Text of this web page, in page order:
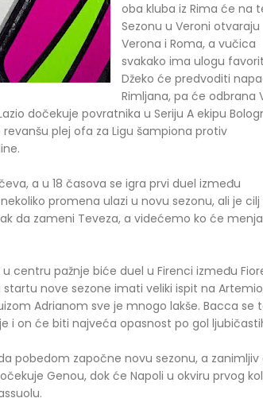
oba kluba iz Rima će na
Sezonu u Veroni otvaraju
Verona i Roma, a vučica
svakako ima ulogu
Džeko će predvoditi
Rimljana, pa će odbrana
dočekuje povratnika u Seriju A ekipu
plej ofa za Ligu šampiona protiv
a u 18 časova se igra prvi duel između
promena ulazi u novu sezonu, ali je
da zameni Teveza, a videćemo ko će
centru pažnje biće duel u Firenci između
nove sezone imati veliki ispit na Artemio
Adrianom sve je mnogo lakše. Bacca se
i on će biti najveća opasnost po gol
pobedom započne novu sezonu, a zanimljiv
Genou, dok će Napoli u okviru prvog